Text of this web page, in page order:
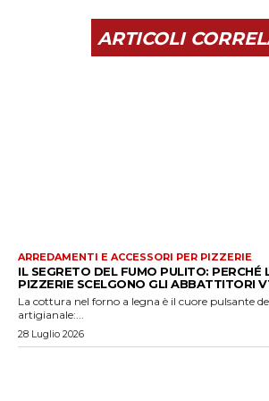
ARTICOLI
ARREDAMENTI E ACCESSORI PER PIZZERIE
IL SEGRETO DEL FUMO PULITO: PERCHÉ
PIZZERIE SCELGONO GLI ABBATTITORI
La cottura nel forno a legna è il cuore pulsante
artigianale:...
28 Luglio 2026